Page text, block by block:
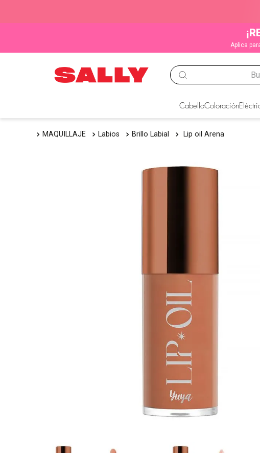
Aplica
CabelloColoración
MAQUILLAJE Labios Brillo Labial Lip oil Arena
TÉRMINOS MÁS BUSCADOS
2. igora
centella